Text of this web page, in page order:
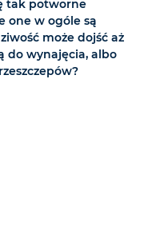
tak potworne
one w ogóle są
może dojść aż
do wynajęcia, albo